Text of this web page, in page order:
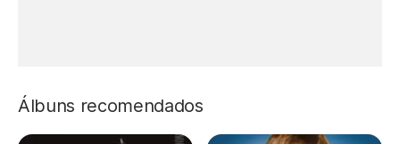
Álbuns recomendados